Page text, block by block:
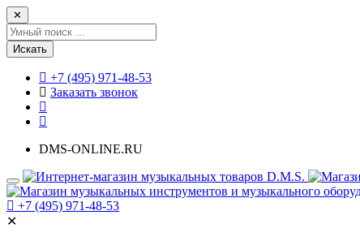
✕
Искать
+7 (495) 971-48-53
Заказать звонок
DMS-ONLINE.RU
+7 (495) 971-48-53
✕